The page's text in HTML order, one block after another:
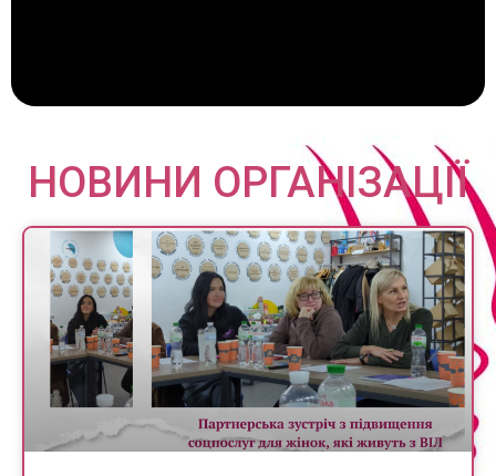
НОВИНИ ОРГАНІЗАЦІЇ